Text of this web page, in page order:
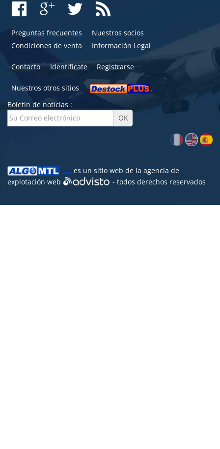
Preguntas frecuentes
Nuestros socios
Condiciones de venta
Información Legal
Contacto Identifícate Registrarse
Nuestros otros sitios
Boletín de noticias :
es un sitio web de la agencia de
explotación web
- todos derechos reservados